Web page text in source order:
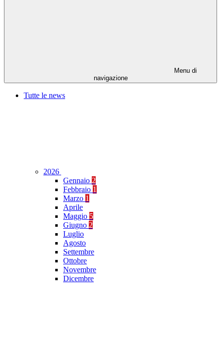
Menu di
navigazione
Tutte le news
2026
Gennaio 2
Febbraio 1
Marzo 1
Aprile
Maggio 5
Giugno 2
Luglio
Agosto
Settembre
Ottobre
Novembre
Dicembre